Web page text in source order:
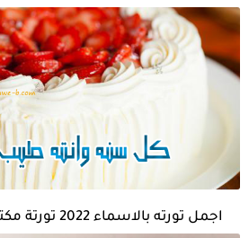
اجمل تورته بالاسماء 2022 تورتة مكتوب عليها اسم رامى